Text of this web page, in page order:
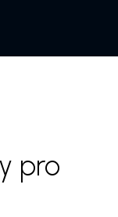
pro